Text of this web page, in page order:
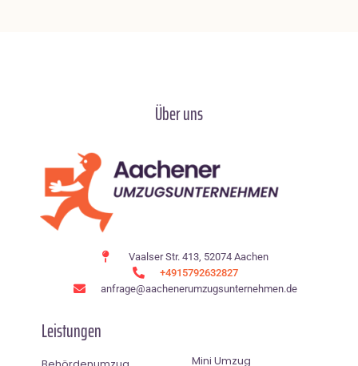
Über uns
Vaalser Str. 413, 52074 Aachen
+4915792632827
anfrage@aachenerumzugsunternehmen.de
Leistungen
Mini Umzug